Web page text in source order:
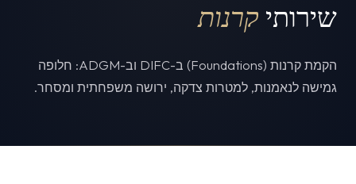
שירותי קרנות
הקמת קרנות (Foundations) ב-DIFC וב-ADGM: חלופה
גמישה לנאמנות, למטרות צדקה, ירושה משפחתית ומסחר.